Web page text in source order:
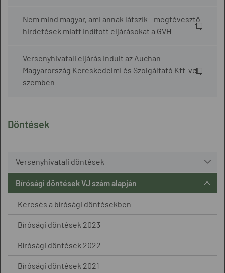
Döntések
Versenyhivatali döntések
Bírósági döntések VJ szám alapján
Keresés a bírósági döntésekben
Bírósági döntések 2023
Bírósági döntések 2022
Bírósági döntések 2021
Nem mind magyar, ami annak látszik - megtévesztő
hirdetések miatt indított eljárásokat a GVH
Versenyhivatali eljárás indult az Auchan
Magyarország Kereskedelmi és Szolgáltató Kft-vel
szemben